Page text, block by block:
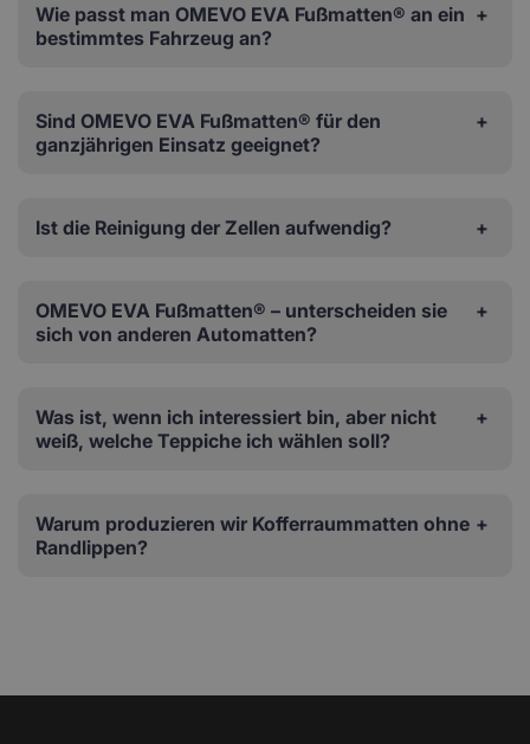
Wie passt man OMEVO EVA Fußmatten® an ein
bestimmtes Fahrzeug an?
Sind OMEVO EVA Fußmatten® für den
ganzjährigen Einsatz geeignet?
Ist die Reinigung der Zellen aufwendig?
OMEVO EVA Fußmatten® – unterscheiden sie
sich von anderen Automatten?
Was ist, wenn ich interessiert bin, aber nicht
weiß, welche Teppiche ich wählen soll?
Warum produzieren wir Kofferraummatten ohne
Randlippen?